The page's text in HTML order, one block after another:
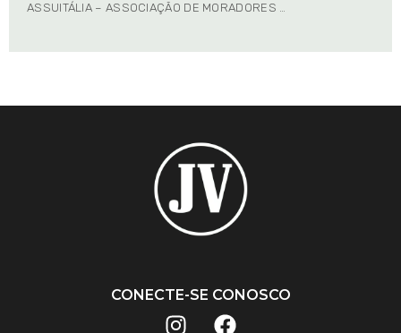
ASSUITÁLIA – ASSOCIAÇÃO DE MORADORES …
CONECTE-SE CONOSCO